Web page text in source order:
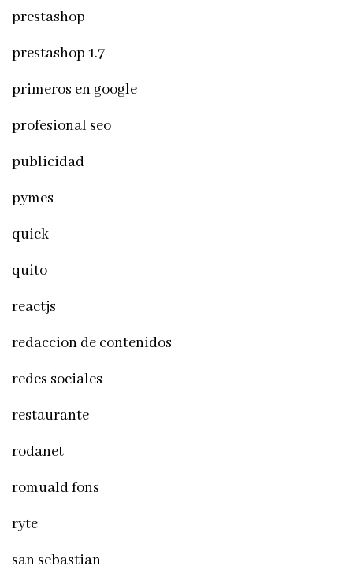
prestashop
prestashop 1.7
primeros en google
profesional seo
publicidad
pymes
quick
quito
reactjs
redaccion de contenidos
redes sociales
restaurante
rodanet
romuald fons
ryte
san sebastian